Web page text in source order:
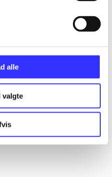
alle
valgte